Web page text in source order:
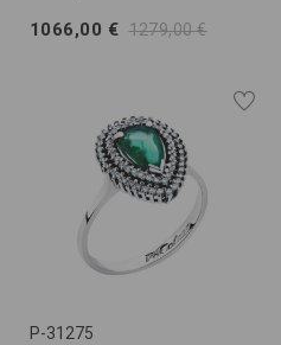
1066,00 € 1279,00 €
P-31275